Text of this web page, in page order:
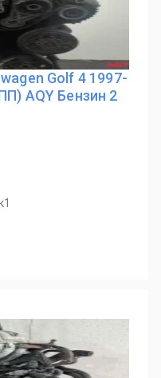
Golf 4 1997-
AQY Бензин 2